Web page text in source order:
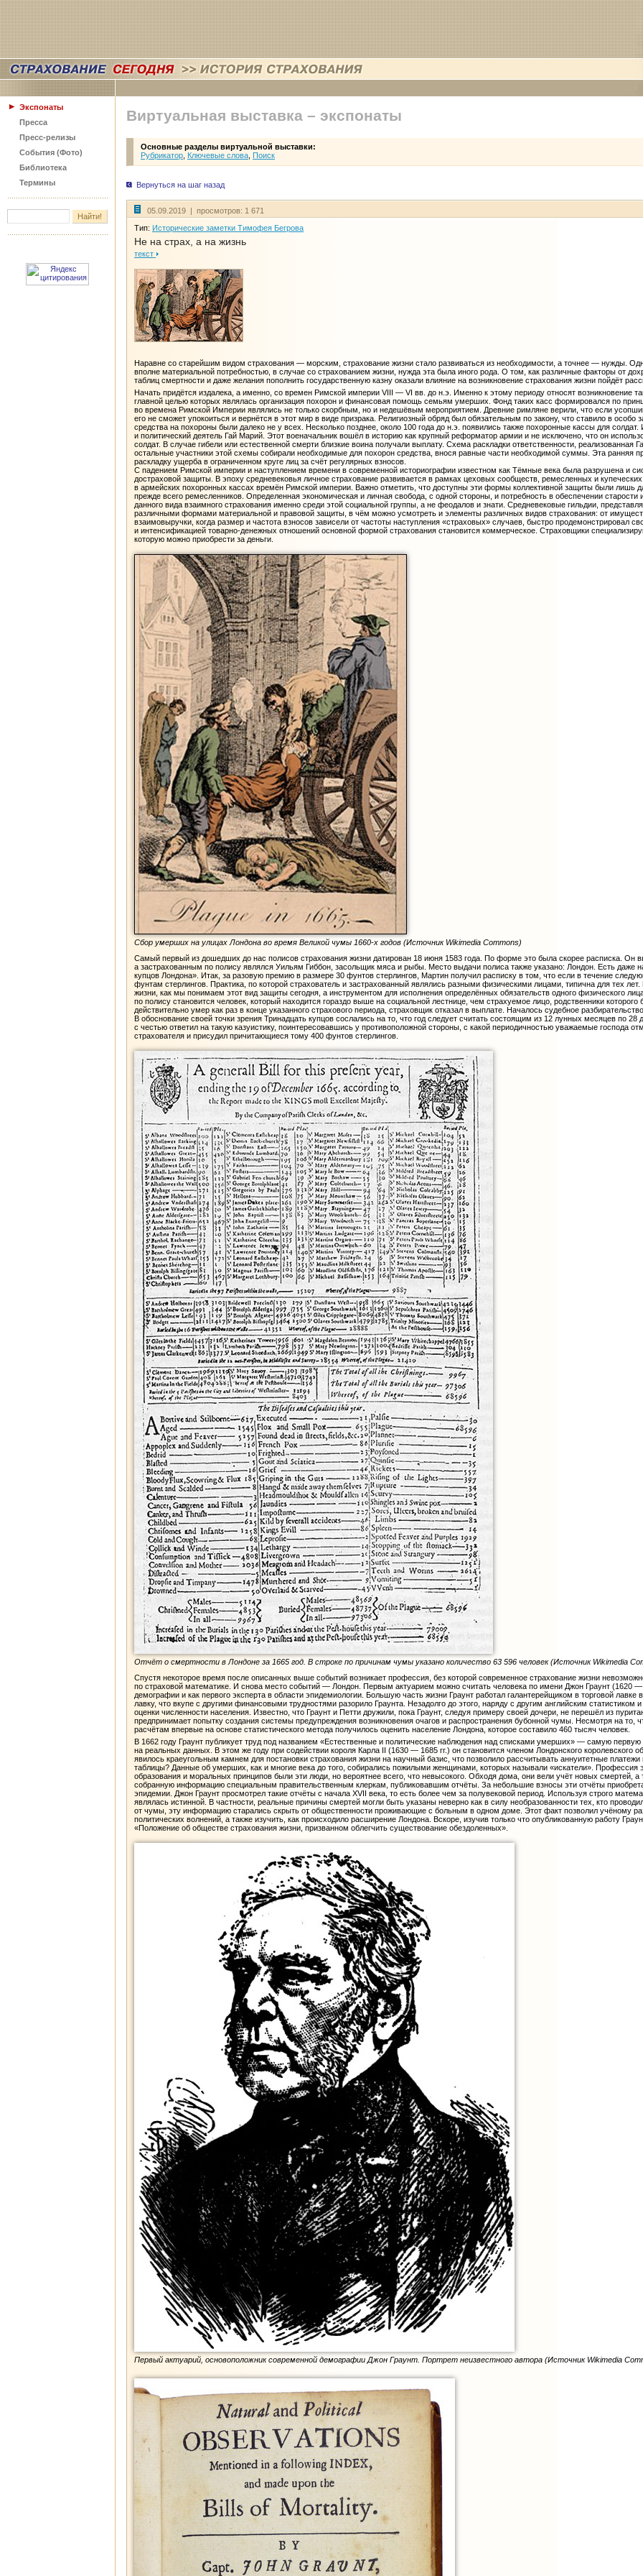
Экспонаты
Пресса
Пресс-релизы
События (Фото)
Библиотека
Термины
Виртуальная выставка – экспонаты
Основные разделы виртуальной выставки:
Рубрикатор Ключевые слова Поиск
Вернуться на шаг назад
05.09.2019 | просмотров: 1 671
Тип: Исторические заметки Тимофея Бегрова
Не на страх, а на жизнь
текст
Наравне со старейшим видом страхования — морским, страхование жизни стало развиваться из необходимости, а точнее — нужды.
вполне материальной потребностью, в случае со страхованием жизни, нужда эта была иного рода. О том, как различные факторы от
таблиц смертности и даже желания пополнить государственную казну оказали влияние на возникновение страхования жизни пойдёт
Начать придётся издалека, а именно, со времен Римской империи VIII — VI вв. до н.э. Именно к этому периоду относят возникновение
главной целью которых являлась организация похорон и финансовая помощь семьям умерших. Фонд таких касс формировался по
во времена Римской Империи являлись не только скорбным, но и недешёвым мероприятием. Древние римляне верили, что если
его не сможет упокоиться и вернётся в этот мир в виде призрака. Религиозный обряд был обязательным по закону, что ставило в
средства на похороны были далеко не у всех. Несколько позднее, около 100 года до н.э. появились также похоронные кассы для
и политический деятель Гай Марий. Этот военачальник вошёл в историю как крупный реформатор армии и не исключено, что он
солдат. В случае гибели или естественной смерти близкие воина получали выплату. Схема раскладки ответственности,
остальные участники этой схемы собирали необходимые для похорон средства, внося равные части необходимой суммы. Эта ранняя
раскладку ущерба в ограниченном круге лиц за счёт регулярных взносов.
С падением Римской империи и наступлением времени в современной историографии известном как Тёмные века была разрушена и
достраховой защиты. В эпоху средневековья личное страхование развивается в рамках цеховых сообществ, ремесленных и
в армейских похоронных кассах времён Римской империи. Важно отметить, что доступны эти формы коллективной защиты были лишь
прежде всего ремесленников. Определенная экономическая и личная свобода, с одной стороны, и потребность в обеспечении
данного вида взаимного страхования именно среди этой социальной группы, а не феодалов и знати. Средневековые гильдии,
различными формами материальной и правовой защиты, в чём можно усмотреть и элементы различных видов страхования: от
взаимовыручки, когда размер и частота взносов зависели от частоты наступления «страховых» случаев, быстро продемонстрировал
и интенсификацией товарно-денежных отношений основной формой страхования становится коммерческое. Страховщики
которую можно приобрести за деньги.
Сбор умерших на улицах Лондона во время Великой чумы 1660-х годов (Источник Wikimedia Commons)
Самый первый из дошедших до нас полисов страхования жизни датирован 18 июня 1583 года. По форме это была скорее расписка. Он
а застрахованным по полису являлся Уильям Гиббон, засольщик мяса и рыбы. Место выдачи полиса также указано: Лондон. Есть даже
купцов Лондона». Итак, за разовую премию в размере 30 фунтов стерлингов, Мартин получил расписку в том, что если в течение
фунтам стерлингов. Практика, по которой страхователь и застрахованный являлись разными физическими лицами, типична для тех
жизни, как мы понимаем этот вид защиты сегодня, а инструментом для исполнения определённых обязательств одного физического
по полису становится человек, который находится гораздо выше на социальной лестнице, чем страхуемое лицо, родственники
действительно умер как раз в конце указанного страхового периода, страховщик отказал в выплате. Началось судебное
В обоснование своей точки зрения Тринадцать купцов сослались на то, что год следует считать состоящим из 12 лунных месяцев по
с честью ответил на такую казуистику, поинтересовавшись у противоположной стороны, с какой периодичностью уважаемые господа
страхователя и присудил причитающиеся тому 400 фунтов стерлингов.
Отчёт о смертности в Лондоне за 1665 год. В строке по причинам чумы указано количество 63 596 человек (Источник Wikimedia
Спустя некоторое время после описанных выше событий возникает профессия, без которой современное страхование жизни
по страховой математике. И снова место событий — Лондон. Первым актуарием можно считать человека по имени Джон Граунт (1620 —
демографии и как первого эксперта в области эпидемиологии. Большую часть жизни Граунт работал галантерейщиком в торговой
лавку, что вкупе с другими финансовыми трудностями разорило Граунта. Незадолго до этого, наряду с другим английским
оценки численности населения. Известно, что Граунт и Петти дружили, пока Граунт, следуя примеру своей дочери, не перешёл из
предпринимает попытку создания системы предупреждения возникновения очагов и распространения бубонной чумы. Несмотря на то,
расчётам впервые на основе статистического метода получилось оценить население Лондона, которое составило 460 тысяч человек.
В 1662 году Граунт публикует труд под названием «Естественные и политические наблюдения над списками умерших» — самую
на реальных данных. В этом же году при содействии короля Карла II (1630 — 1685 гг.) он становится членом Лондонского королевского
явилось краеугольным камнем для постановки страхования жизни на научный базис, что позволило рассчитывать аннуитетные
таблицы? Данные об умерших, как и многие века до того, собирались пожилыми женщинами, которых называли «искатели». Профессия
образования и моральных принципов были эти люди, но вероятнее всего, что невысокого. Обходя дома, они вели учёт новых смертей,
собранную информацию специальным правительственным клеркам, публиковавшим отчёты. За небольшие взносы эти отчёты
эпидемии. Джон Граунт просмотрел такие отчёты с начала XVII века, то есть более чем за полувековой период. Используя строго
являлась истинной. В частности, реальные причины смертей могли быть указаны неверно как в силу необразованности тех, кто
от чумы, эту информацию старались скрыть от общественности проживающие с больным в одном доме. Этот факт позволил учёному
политических волнений, а также изучить, как происходило расширение Лондона. Вскоре, изучив только что опубликованную работу
«Положение об обществе страхования жизни, призванном облегчить существование обездоленных».
Первый актуарий, основоположник современной демографии Джон Граунт. Портрет неизвестного автора (Источник Wikimedia